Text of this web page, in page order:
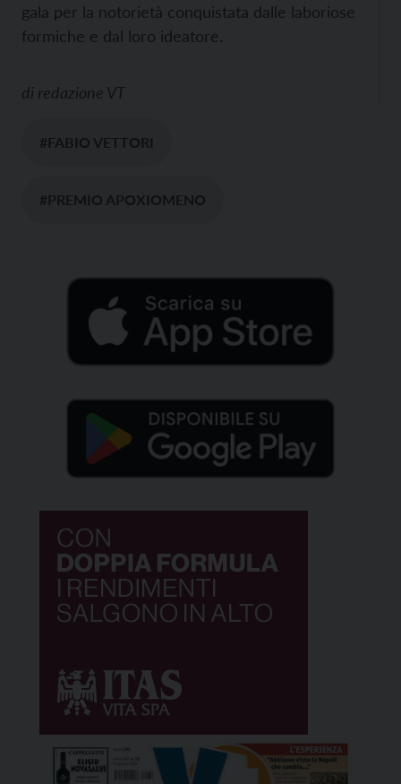
gala per la notorietà conquistata dalle laboriose
formiche e dal loro ideatore.
di redazione VT
#FABIO VETTORI
#PREMIO APOXIOMENO